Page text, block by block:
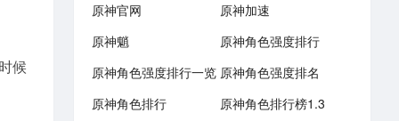
候
原神官网
原神加速
原神魈
原神角色强度排行
原神角色强度排行一览 原神角色强度排名
原神角色排行
原神角色排行榜1.3